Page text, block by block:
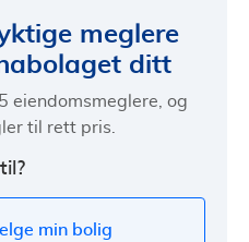
meglere
ditt
eiendomsmeglere, og
til rett pris.
min bolig